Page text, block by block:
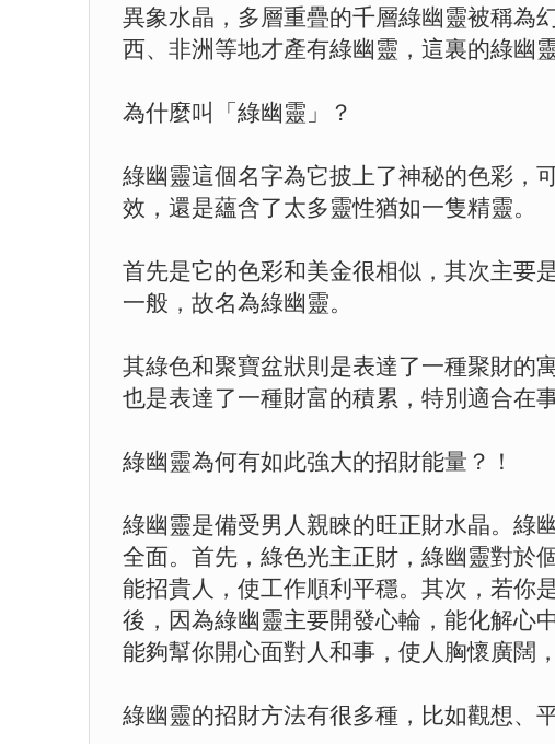
異象水晶，多層重疊的千層綠幽靈被稱為
西、非洲等地才產有綠幽靈，這裏的綠幽
為什麼叫「綠幽靈」？
綠幽靈這個名字為它披上了神秘的色彩，
效，還是蘊含了太多靈性猶如一隻精靈。
首先是它的色彩和美金很相似，其次主要
一般，故名為綠幽靈。
其綠色和聚寶盆狀則是表達了一種聚財的
也是表達了一種財富的積累，特別適合在
綠幽靈為何有如此強大的招財能量？！
綠幽靈是備受男人親睞的旺正財水晶。綠
全面。首先，綠色光主正財，綠幽靈對於
能招貴人，使工作順利平穩。其次，若你
後，因為綠幽靈主要開發心輪，能化解心
能夠幫你開心面對人和事，使人胸懷廣闊
綠幽靈的招財方法有很多種，比如觀想、